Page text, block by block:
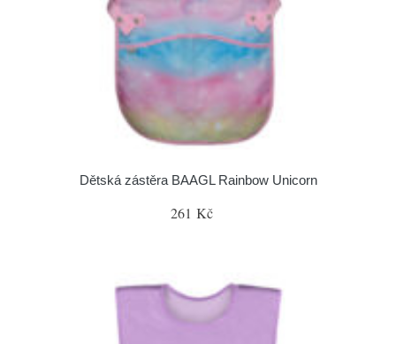
Dětská zástěra BAAGL Rainbow Unicorn
261 Kč